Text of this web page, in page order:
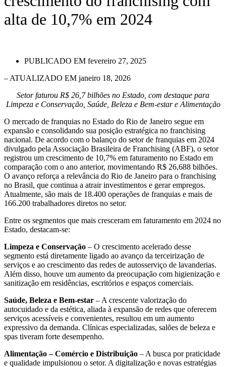
alta de 10,7% em 2024
PUBLICADO EM fevereiro 27, 2025
– ATUALIZADO EM janeiro 18, 2026
Setor faturou R$ 26,7 bilhões no Estado, com destaque para
Limpeza e Conservação, Saúde, Beleza e Bem-estar e Alimentação
O mercado de franquias no Estado do Rio de Janeiro segue em
expansão e consolidando sua posição estratégica no franchising
nacional. De acordo com o balanço do setor de franquias em 2024
divulgado pela Associação Brasileira de Franchising (ABF), o setor
registrou um crescimento de 10,7% em faturamento no Estado em
comparação com o ano anterior, movimentando R$ 26,688 bilhões.
O avanço reforça a relevância do Rio de Janeiro para o franchising
no Brasil, que continua a atrair investimentos e gerar empregos.
Atualmente, são mais de 18.400 operações de franquias e mais de
166.200 trabalhadores diretos no setor.
Entre os segmentos que mais cresceram em faturamento em 2024 no
Estado, destacam-se:
Limpeza e Conservação – O crescimento acelerado desse
segmento está diretamente ligado ao avanço da terceirização de
serviços e ao crescimento das redes de autosserviço de lavanderias.
Além disso, houve um aumento da preocupação com higienização e
sanitização em residências, escritórios e espaços comerciais.
Saúde, Beleza e Bem-estar – A crescente valorização do
autocuidado e da estética, aliada à expansão de redes que oferecem
serviços acessíveis e convenientes, resultou em um aumento
expressivo da demanda. Clínicas especializadas, salões de beleza e
spas tiveram forte desempenho.
Alimentação – Comércio e Distribuição – A busca por praticidade
e qualidade impulsionou o setor. A digitalização e novas estratégias